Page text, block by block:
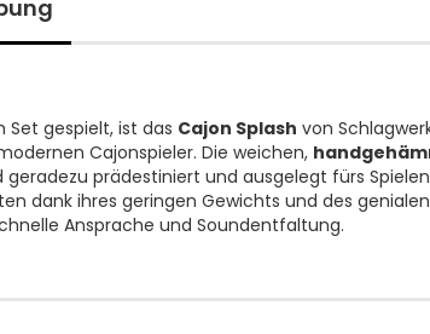
Set gespielt, ist das Cajon Splash von
Cajonspieler. Die weichen,
geradezu prädestiniert und ausgelegt fürs Spielen
dank ihres geringen Gewichts und des
Ansprache und Soundentfaltung.